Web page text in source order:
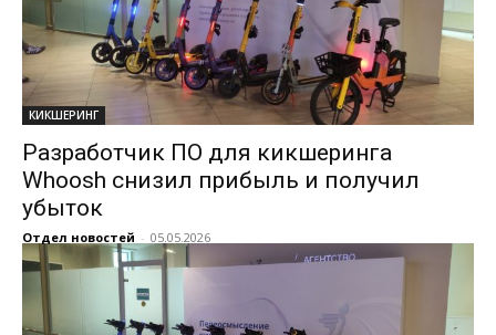
КИКШЕРИНГ
Разработчик ПО для кикшеринга
Whoosh снизил прибыль и получил
убыток
Отдел новостей - 05.05.2026